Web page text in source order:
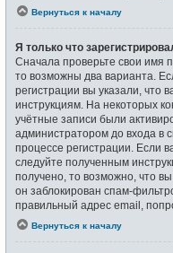
Вернуться к началу
Я только что
Сначала проверьте свои имя
то возможны два варианта.
регистрации вы указали, что
инструкциям. На некоторых
учётные записи были
администратором до входа в
процессе регистрации. Если
следуйте полученным
получено, то возможно, что
он заблокирован спам-
правильный адрес email,
Вернуться к началу